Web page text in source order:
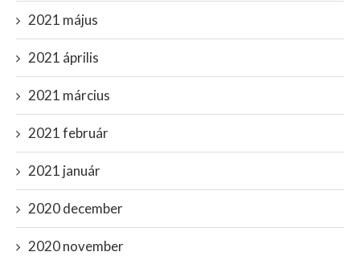
2021 május
2021 április
2021 március
2021 február
2021 január
2020 december
2020 november